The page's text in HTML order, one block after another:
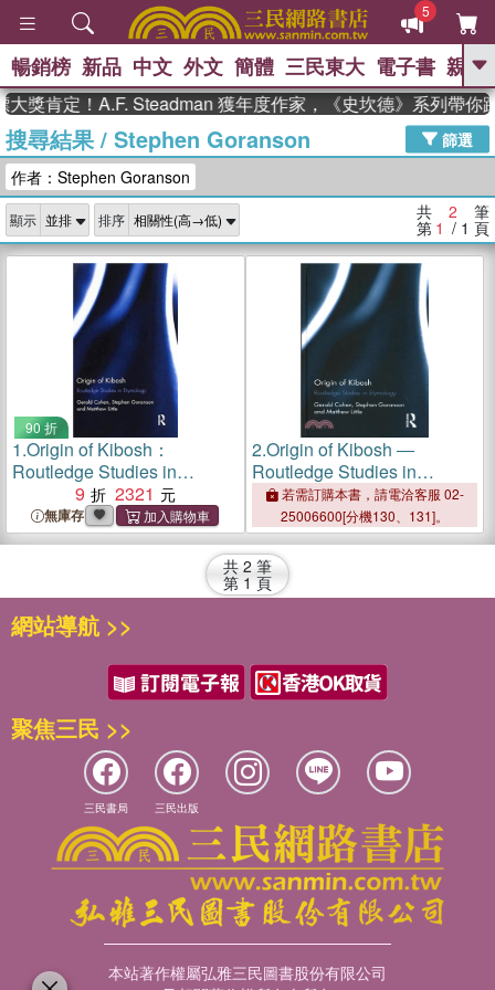
5
GO
熱搜： 東野圭吾 高希均教授回憶錄
、 The Odyssey 、 父親節 、 如果歷
獎 臺灣漫遊錄 、 方念華 、 台灣的李
登輝時代
數學女孩：黎曼猜想 、
偉大的迷走神經
暢銷榜 新品 中文 外文 簡體 三民東大 電子書 親子
獎肯定！A.F. Steadman 獲年度作家，《史坎德》系列帶你
搜尋結果/ Stephen Goranson
篩選
作者：Stephen Goranson
顯示 排序 共 2 筆
第 1 / 1 頁
90 折
1.Origin of Kibosh：
Routledge Studies in
Etymology
9 2321
無庫存
2.Origin of Kibosh ―
Routledge Studies in
Etymology
若需訂購本書，請電洽客服 02-
25006600[分機130、131]。
共 2 筆
第 1 頁
網站導航 >>
聚焦三民 >>
三民書局 三民出版
本站著作權屬弘雅三民圖書股份有限公司